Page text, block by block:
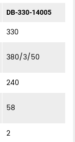
DB-330-14005
330
380/3/50
240
58
2